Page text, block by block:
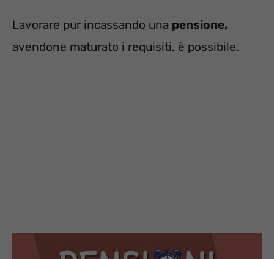
Lavorare pur incassando una pensione,
avendone maturato i requisiti, è possibile.